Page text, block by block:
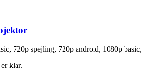
720p spejling, 720p android, 1080p
klar.